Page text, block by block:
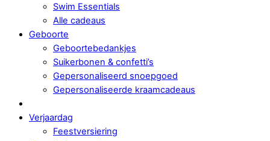
Swim Essentials
Alle cadeaus
Geboorte
Geboortebedankjes
Suikerbonen & confetti’s
Gepersonaliseerd snoepgoed
Gepersonaliseerde kraamcadeaus
Verjaardag
Feestversiering